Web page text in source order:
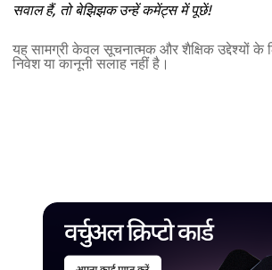
सवाल हैं, तो बेझिझक उन्हें कमेंट्स में पूछें!
यह सामग्री केवल सूचनात्मक और शैक्षिक उद्देश्यों के
निवेश या कानूनी सलाह नहीं है।